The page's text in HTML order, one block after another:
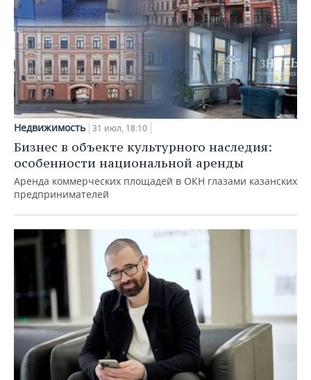
Недвижимость 31 июл, 18:10
Бизнес в объекте культурного наследия:
особенности национальной аренды
Аренда коммерческих площадей в ОКН глазами казанских
предпринимателей